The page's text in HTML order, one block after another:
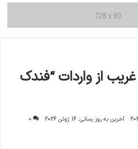
از واردات “فندک
آخرین به روز رسانی: 16 ژوئن 2026
0